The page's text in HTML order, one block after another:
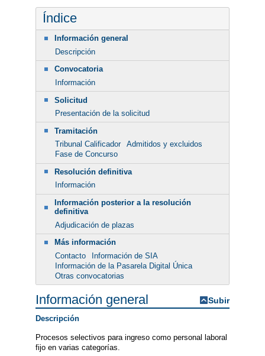
Índice
Información general
Descripción
Convocatoria
Información
Solicitud
Presentación de la solicitud
Tramitación
Tribunal Calificador
Admitidos y excluidos
Fase de Concurso
Resolución definitiva
Información
Información posterior a la resolución
definitiva
Adjudicación de plazas
Más información
Contacto
Información de SIA
Información de la Pasarela Digital Única
Otras convocatorias
Información general Subir
Descripción
Procesos selectivos para ingreso como personal laboral
fijo en varias categorías.